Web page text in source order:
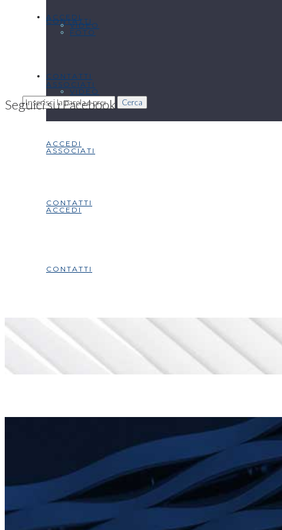
ACCEDI
CONTATTI
CONTATTI
Cerca
VIDEO
ASSOCIATI
ACCEDI
CONTATTI
FOTO
VIDEO
ASSOCIATI
ACCEDI
CONTATTI
Seguici su Facebook